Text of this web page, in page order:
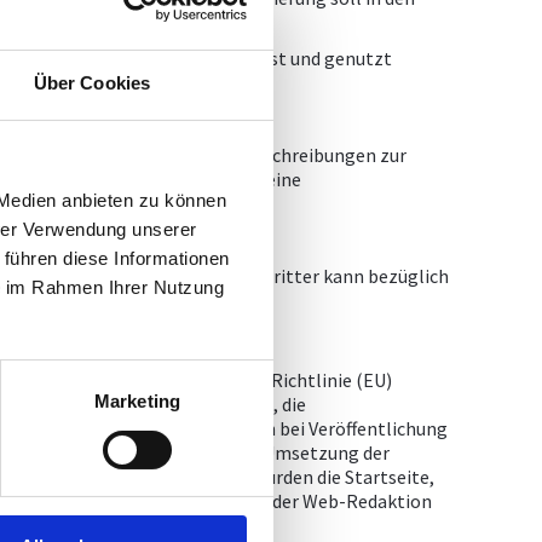
Über Cookies
anbieten zu können
Verwendung unserer
diese Informationen
Rahmen Ihrer Nutzung
Marketing
oder nur unzureichend erfasst und genutzt
nicht erfüllt.
die geforderten Audiobeschreibungen zur
Ansicht, dass eine Behebung eine
Für diese Inhalte Dritter kann bezüglich
der Anforderungen der Richtlinie (EU)
die Startseite, die Navigation, die
werden von der Web-Redaktion bei Veröffentlichung
Website mit dem WZG zur Umsetzung der
September 2020. Überprüft wurden die Startseite,
Seiteninhalte werden von der Web-Redaktion